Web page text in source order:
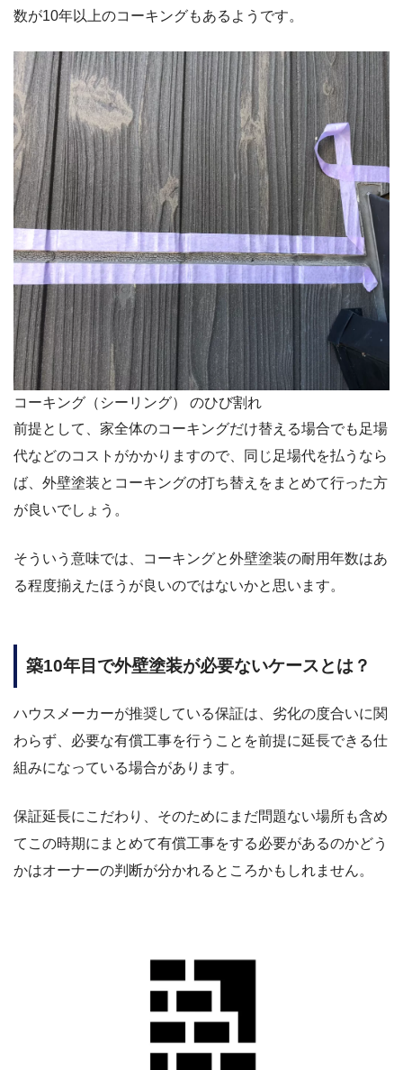
数が10年以上のコーキングもあるようです。
コーキング（シーリング） のひび割れ
前提として、家全体のコーキングだけ替える場合でも足場
代などのコストがかかりますので、同じ足場代を払うなら
ば、外壁塗装とコーキングの打ち替えをまとめて行った方
が良いでしょう。
そういう意味では、コーキングと外壁塗装の耐用年数はあ
る程度揃えたほうが良いのではないかと思います。
築10年目で外壁塗装が必要ないケースとは？
ハウスメーカーが推奨している保証は、劣化の度合いに関
わらず、必要な有償工事を行うことを前提に延長できる仕
組みになっている場合があります。
保証延長にこだわり、そのためにまだ問題ない場所も含め
てこの時期にまとめて有償工事をする必要があるのかどう
かはオーナーの判断が分かれるところかもしれません。